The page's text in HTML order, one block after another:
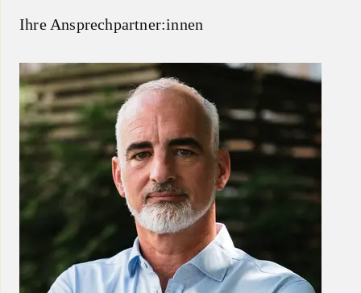
Ihre Ansprechpartner:innen